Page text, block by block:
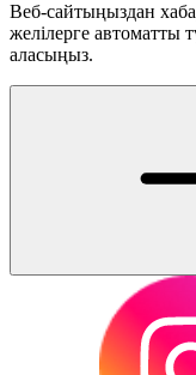
Веб-сайтыңыздан
желілерге автоматты
аласыңыз.